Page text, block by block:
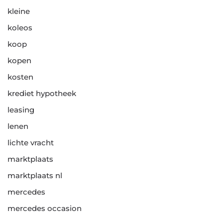
kleine
koleos
koop
kopen
kosten
krediet hypotheek
leasing
lenen
lichte vracht
marktplaats
marktplaats nl
mercedes
mercedes occasion